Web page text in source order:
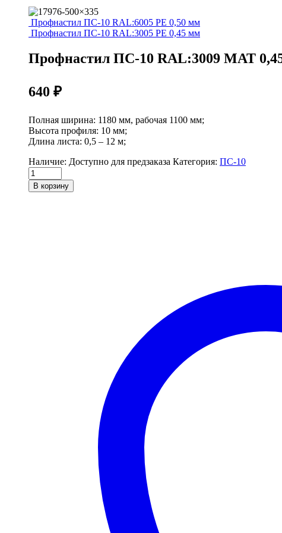
Профнастил ПС-10 RAL:6005 РЕ 0,50 мм
Профнастил ПС-10 RAL:3005 РЕ 0,45 мм
Профнастил ПС-10 RAL:3009 МАТ
640 ₽
Полная ширина: 1180 мм, рабочая 1100 мм;
Высота профиля: 10 мм;
Длина листа: 0,5 – 12 м;
Наличие: Доступно для предзаказа Категория: ПС-10
Профнастил
ПС-10
RAL:3009
В корзину